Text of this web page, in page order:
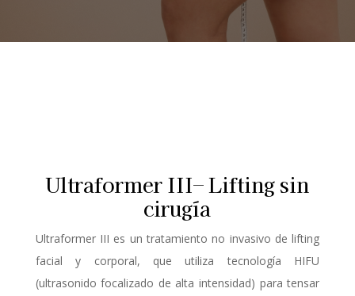
Ultraformer III– Lifting sin
cirugía
Ultraformer III es un tratamiento no invasivo de lifting
facial y corporal, que utiliza tecnología HIFU
(ultrasonido focalizado de alta intensidad) para tensar